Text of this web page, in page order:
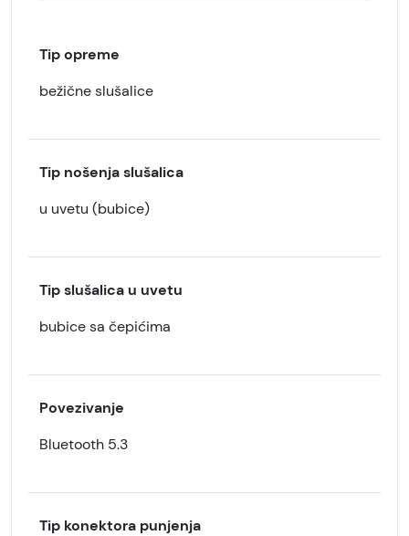
Tip opreme
bežične slušalice
Tip nošenja slušalica
u uvetu (bubice)
Tip slušalica u uvetu
bubice sa čepićima
Povezivanje
Bluetooth 5.3
Tip konektora punjenja